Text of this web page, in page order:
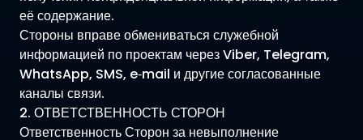
её содержание.
Стороны вправе обмениваться служебной
информацией по проектам через Viber, Telegram,
WhatsApp, SMS, e‑mail и другие согласованные
каналы связи.
2. ОТВЕТСТВЕННОСТЬ СТОРОН
Ответственность Сторон за невыполнение